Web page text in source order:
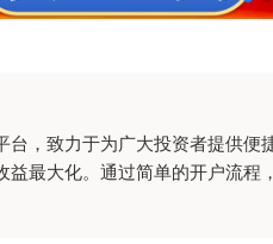
，致力于为广大投资者提供
最大化。通过简单的开户流